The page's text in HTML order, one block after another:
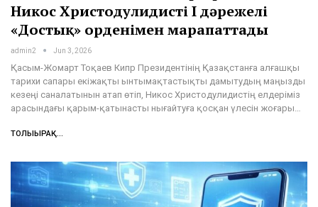
Никос Христодулидисті І дәрежелі
«Достық» орденімен марапаттады
admin2 Jun 3, 2026
Қасым-Жомарт Тоқаев Кипр Президентінің Қазақстанға алғашқы
тарихи сапары екіжақты ынтымақтастықты дамытудың маңызды
кезеңі саналатынын атап өтіп, Никос Христодулидистің елдеріміз
арасындағы қарым-қатынасты нығайтуға қосқан үлесін жоғары…
ТОЛЫҒЫРАҚ...